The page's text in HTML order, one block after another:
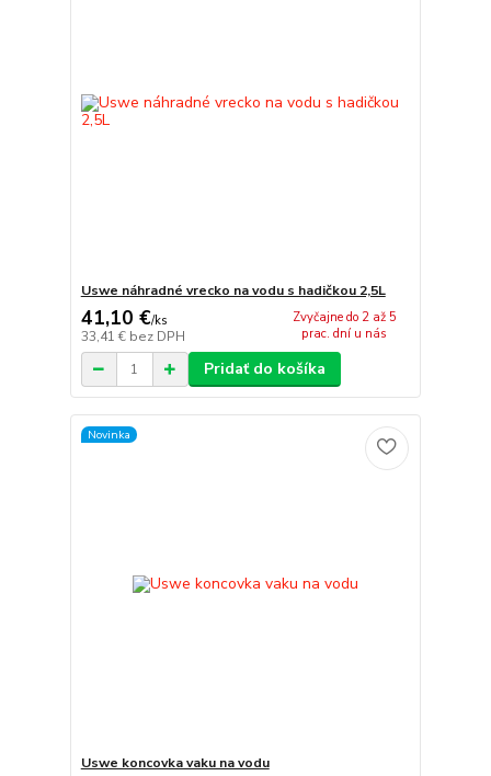
Uswe náhradné vrecko na vodu s hadičkou 2,5L
41,10 €/ks
33,41 € bez DPH
Zvyčajne do 2 až 5
prac. dní u nás
Pridať do košíka
Novinka
Uswe koncovka vaku na vodu